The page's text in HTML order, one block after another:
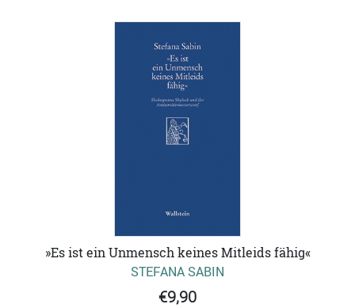
»Es ist ein Unmensch keines Mitleids fähig«
STEFANA SABIN
€9,90